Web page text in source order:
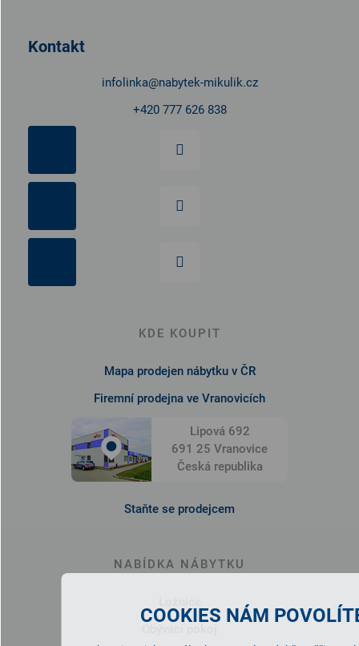
COOKIES NÁM
Kontakt
infolinka@nabytek-mikulik.cz
+420 777 626 838
KDE KOUPIT
Mapa prodejen nábytku v ČR
Firemní prodejna ve Vranovicích
Lipová 692
691 25 Vranovice
Česká republika
Staňte se prodejcem
NABÍDKA NÁBYTKU